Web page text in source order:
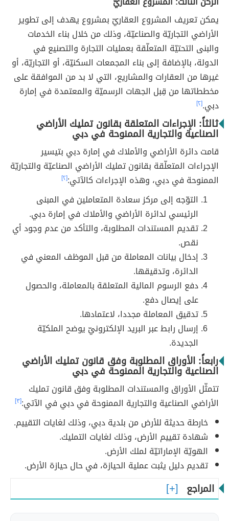
يمكن تعريف المشروع العقاريّ بمشروع يهدف إلى تطوير
الأراضي التجاريّة والصناعيّة، وذلك من خلال بناء الخدمات
والبنى التحتيّة المتعلّقة بعمليات التجارة والتصنيع في
الدولة، بالإضافة إلى بناء المجمعات السكنيّة، أو التجاريّة، أو
غيرها من العقارات والمشاريع، التي لا بد من الموافقة على
مخططاتها من قِبل الجهات الرسميّة والمعتمدة في إمارة
دبي.[٢]
ثالثاً: الإجراءات المتعلقة بقانون تمليك الأراضي
الصناعية والتجارية الممنوحة في دبي
قامت دائرة الأراضي والأملاك في إمارة دبي بتيسير
الإجراءات المتعلّقة بقانون تمليك الأراضي الصناعيّة والتجاريّة
الممنوحة في دبي، وهذه الإجراءات كالآتي:[٢]
التوّجه إلى مركز سعادة المتعاملين في المبنى
الرئيسي لدائرة الأراضي والأملاك في إمارة دبي.
تقديم المستندات المطلوبة، والتأكد من عدم وجود أي
نقص.
إدخال بيانات المعاملة من قبل الموظف المعني في
الدائرة، وتدقيقها.
دفع الرسوم المالية المتعلقة بالمعاملة، والحصول
على إيصال دفع.
تدقيق المعاملة مجددا، لاعتمادها.
إرسال رابط عبر البريد الإلكترونيّ يوضح الملكيّة
الجديدة.
رابعاً: الأوراق المطلوبة وفق قانون تمليك الأراضي
الصناعية والتجارية الممنوحة في دبي
تتمثّل الأوراق والمستندات المطلوبة وفق قانون تمليك
الأراضي الصناعية والتجارية الممنوحة في دبي في الآتي:[٣]
خارطة حديثة للأرض من بلدية دبي، وذلك لغايات التقييم.
شهادة تقييم الأرض، وذلك لغايات التمليك.
الهويّة الإماراتيّة لملك الأرض.
تقديم دليل يثبت عملية الحيازة، في حال حيازة الأرض.
المراجع